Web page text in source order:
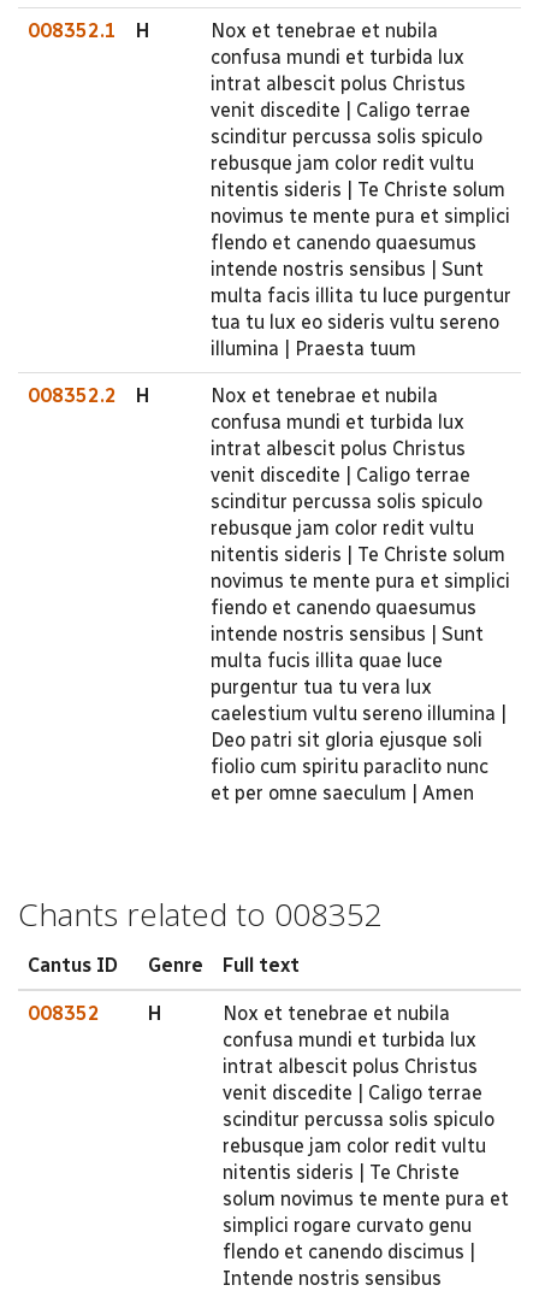
008352.1 H
Nox et tenebrae et nubila
confusa mundi et turbida lux
intrat albescit polus Christus
venit discedite | Caligo terrae
scinditur percussa solis spiculo
rebusque jam color redit vultu
nitentis sideris | Te Christe solum
novimus te mente pura et simplici
flendo et canendo quaesumus
intende nostris sensibus | Sunt
multa facis illita tu luce purgentur
tua tu lux eo sideris vultu sereno
illumina | Praesta tuum
008352.2 H
Nox et tenebrae et nubila
confusa mundi et turbida lux
intrat albescit polus Christus
venit discedite | Caligo terrae
scinditur percussa solis spiculo
rebusque jam color redit vultu
nitentis sideris | Te Christe solum
novimus te mente pura et simplici
fiendo et canendo quaesumus
intende nostris sensibus | Sunt
multa fucis illita quae luce
purgentur tua tu vera lux
caelestium vultu sereno illumina |
Deo patri sit gloria ejusque soli
fiolio cum spiritu paraclito nunc
et per omne saeculum | Amen
Chants related to 008352
Cantus ID Genre Full text
008352 H
Nox et tenebrae et nubila
confusa mundi et turbida lux
intrat albescit polus Christus
venit discedite | Caligo terrae
scinditur percussa solis spiculo
rebusque jam color redit vultu
nitentis sideris | Te Christe
solum novimus te mente pura et
simplici rogare curvato genu
flendo et canendo discimus |
Intende nostris sensibus